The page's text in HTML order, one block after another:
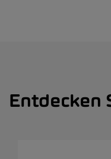
Entdecken